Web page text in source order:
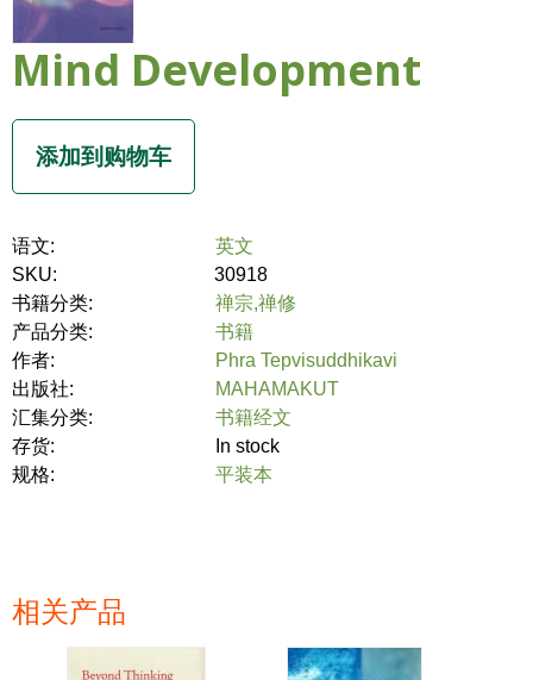
Mind Development
语文:
英文
SKU:
30918
书籍分类:
禅宗,禅修
产品分类:
书籍
作者:
Phra Tepvisuddhikavi
出版社:
MAHAMAKUT
汇集分类:
书籍经文
存货:
In stock
规格:
平装本
相关产品